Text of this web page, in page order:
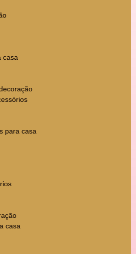
casa
para casa
casa